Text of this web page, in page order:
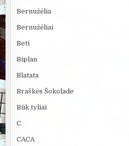
Bernužėlia
Bernužėliai
Beti
Biplan
Blatata
Braškės Šokolade
Būk tyliai
C
CACA